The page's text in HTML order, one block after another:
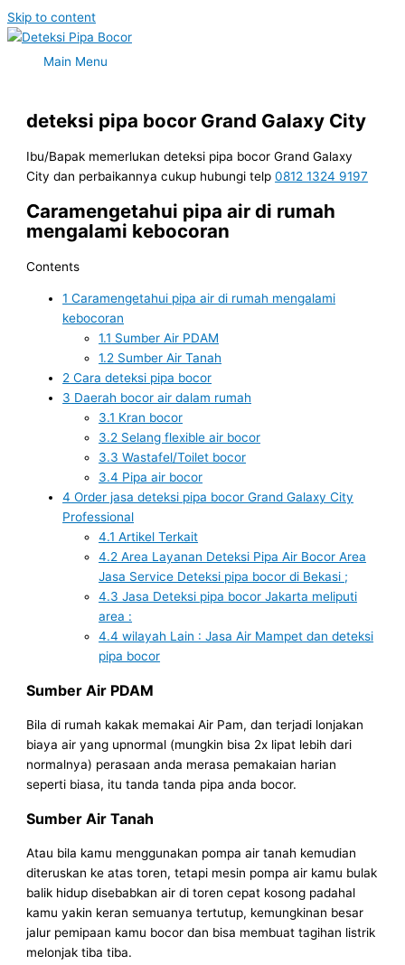
Skip to content
Main Menu
deteksi pipa bocor Grand Galaxy City
Ibu/Bapak memerlukan deteksi pipa bocor Grand Galaxy
City dan perbaikannya cukup hubungi telp0812 1324 9197
Caramengetahui pipa air di rumah
mengalami kebocoran
Contents
1 Caramengetahui pipa air di rumah mengalami
kebocoran
1.1 Sumber Air PDAM
1.2 Sumber Air Tanah
2 Cara deteksi pipa bocor
3 Daerah bocor air dalam rumah
3.1 Kran bocor
3.2 Selang flexible air bocor
3.3 Wastafel/Toilet bocor
3.4 Pipa air bocor
4 Order jasa deteksi pipa bocor Grand Galaxy City
Professional
4.1 Artikel Terkait
4.2 Area Layanan Deteksi Pipa Air Bocor Area
Jasa Service Deteksi pipa bocor di Bekasi ;
4.3 Jasa Deteksi pipa bocor Jakarta meliputi
area :
4.4 wilayah Lain : Jasa Air Mampet dan deteksi
pipa bocor
Sumber Air PDAM
Bila di rumah kakak memakai Air Pam, dan terjadi lonjakan
biaya air yang upnormal (mungkin bisa 2x lipat lebih dari
normalnya) perasaan anda merasa pemakaian harian
seperti biasa, itu tanda tanda pipa anda bocor.
Sumber Air Tanah
Atau bila kamu menggunakan pompa air tanah kemudian
diteruskan ke atas toren, tetapi mesin pompa air kamu bulak
balik hidup disebabkan air di toren cepat kosong padahal
kamu yakin keran semuanya tertutup, kemungkinan besar
jalur pemipaan kamu bocor dan bisa membuat tagihan listrik
melonjak tiba tiba.